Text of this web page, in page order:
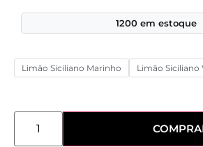
1200 em estoque
Limão Siciliano Marinho Limão Siciliano